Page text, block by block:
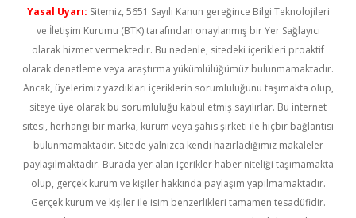
Yasal Uyarı: Sitemiz, 5651 Sayılı Kanun gereğince Bilgi Teknolojileri
ve İletişim Kurumu (BTK) tarafından onaylanmış bir Yer Sağlayıcı
olarak hizmet vermektedir. Bu nedenle, sitedeki içerikleri proaktif
olarak denetleme veya araştırma yükümlülüğümüz bulunmamaktadır.
Ancak, üyelerimiz yazdıkları içeriklerin sorumluluğunu taşımakta olup,
siteye üye olarak bu sorumluluğu kabul etmiş sayılırlar. Bu internet
sitesi, herhangi bir marka, kurum veya şahıs şirketi ile hiçbir bağlantısı
bulunmamaktadır. Sitede yalnızca kendi hazırladığımız makaleler
paylaşılmaktadır. Burada yer alan içerikler haber niteliği taşımamakta
olup, gerçek kurum ve kişiler hakkında paylaşım yapılmamaktadır.
Gerçek kurum ve kişiler ile isim benzerlikleri tamamen tesadüfidir.